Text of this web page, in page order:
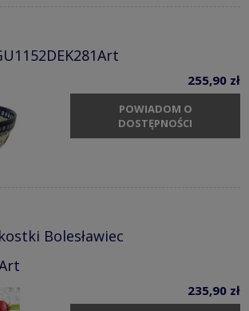
255,90 zł
POWIADOM O
DOSTĘPNOŚCI
Bolesławiec
235,90 zł